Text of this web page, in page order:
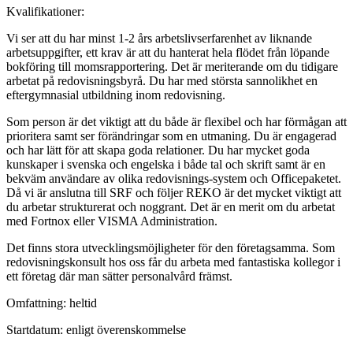
Kvalifikationer:
Vi ser att du har minst 1-2 års arbetslivserfarenhet av liknande
arbetsuppgifter, ett krav är att du hanterat hela flödet från löpande
bokföring till momsrapportering. Det är meriterande om du tidigare
arbetat på redovisningsbyrå. Du har med största sannolikhet en
eftergymnasial utbildning inom redovisning.
Som person är det viktigt att du både är flexibel och har förmågan att
prioritera samt ser förändringar som en utmaning. Du är engagerad
och har lätt för att skapa goda relationer. Du har mycket goda
kunskaper i svenska och engelska i både tal och skrift samt är en
bekväm användare av olika redovisnings-system och Officepaketet.
Då vi är anslutna till SRF och följer REKO är det mycket viktigt att
du arbetar strukturerat och noggrant. Det är en merit om du arbetat
med Fortnox eller VISMA Administration.
Det finns stora utvecklingsmöjligheter för den företagsamma. Som
redovisningskonsult hos oss får du arbeta med fantastiska kollegor i
ett företag där man sätter personalvård främst.
Omfattning: heltid
Startdatum: enligt överenskommelse